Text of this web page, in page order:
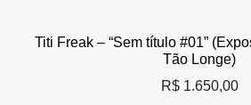
Titi Freak – “Sem título #01”
Tão Longe)
R$1.650,00